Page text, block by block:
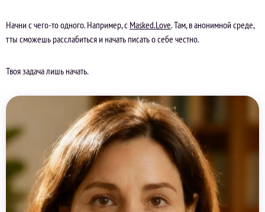
Начни с чего-то одного. Например, с Masked.Love. Там, в анонимной среде,
тты сможешь расслабиться и начать писать о себе честно.
Твоя задача лишь начать.